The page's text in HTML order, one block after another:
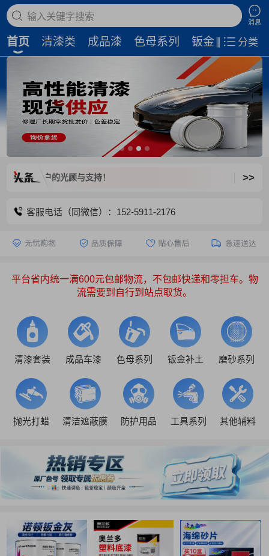
搜索商品
消息
首页 清漆类 成品漆 色母系列 钣金补土 磨
分类
客户的光顾与支持！ >>
客服电话（同微信）：152-5911-2176
平台省内统一满600元包邮物流，不包邮快递和零担车。物
流需要到自行到站点取货。
清漆套装 成品车漆 色母系列 钣金补土 磨砂系列
抛光打蜡 清洁遮蔽膜 防护用品 工具系列 其他辅料